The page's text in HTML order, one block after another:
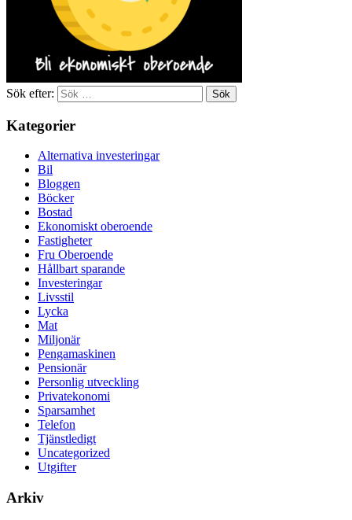
Sök efter:
Kategorier
Alternativa investeringar
Bil
Bloggen
Böcker
Bostad
Ekonomiskt oberoende
Fastigheter
Fru Oberoende
Hållbart sparande
Investeringar
Livsstil
Lycka
Mat
Miljonär
Pengamaskinen
Pensionär
Personlig utveckling
Privatekonomi
Sparsamhet
Telefon
Tjänstledigt
Uncategorized
Utgifter
Arkiv